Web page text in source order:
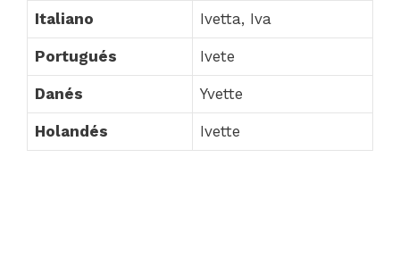
Italiano Ivetta, Iva
Portugués Ivete
Danés Yvette
Holandés Ivette